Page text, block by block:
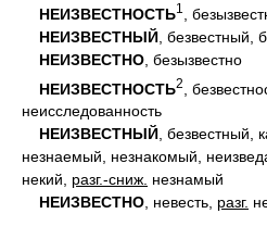
НЕИЗВЕСТНОСТЬ1
,
НЕИЗВЕСТНЫЙ , безвестный,
НЕИЗВЕСТНО , безызвестно
НЕИЗВЕСТНОСТЬ2
,
неисследованность
НЕИЗВЕСТНЫЙ, безвестный,
незнаемый, незнакомый,
некий, разг.-сниж. незнамый
НЕИЗВЕСТНО, невесть, разг.